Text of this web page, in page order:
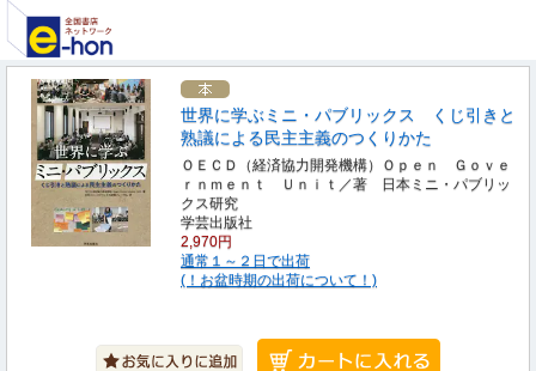
世界に学ぶミニ・パブリックス くじ引きと
熟議による民主主義のつくりかた
ＯＥＣＤ（経済協力開発機構）Ｏｐｅｎ Ｇｏｖｅ
ｒｎｍｅｎｔ Ｕｎｉｔ／著 日本ミニ・パブリッ
クス研究
学芸出版社
2,970円
通常１～２日で出荷
(！お盆時期の出荷について！)